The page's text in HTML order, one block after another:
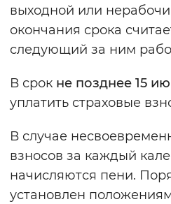
Вернуть
выходной или
окончания срока
следующий за ним
В срок не позднее 15
уплатить страховые
В случае
взносов за каждый
начисляются пени.
установлен